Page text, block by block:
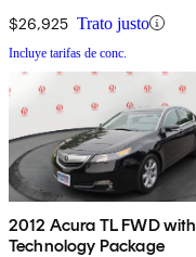
$26,925 Trato justo
Incluye tarifas de conc.
2012 Acura TL FWD with
Technology Package